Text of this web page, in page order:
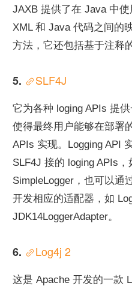
JAXB 提供了在 Java 中
XML 和 Java 代码之间的
方法，它还包括基于注释
5. SLF4J
它为各种 loging APIs 提
使得最终用户能够在部署
APIs 实现。Logging API
SLF4J 接的 loging APIs，
SimpleLogger，也可以通
开发相应的适配器，如
JDK14LoggerAdapter。
6. Log4j 2
这是 Apache 开发的一款